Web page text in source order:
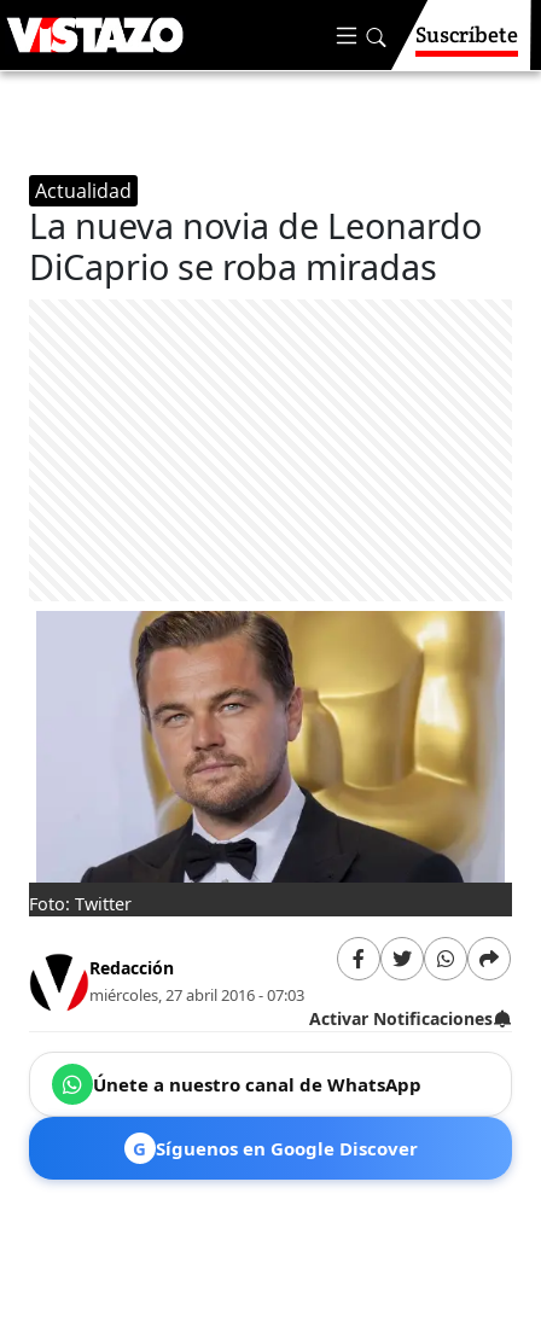
Suscríbete
Actualidad
La nueva novia de Leonardo
DiCaprio se roba miradas
Foto: Twitter
Redacción
miércoles, 27 abril 2016 - 07:03
Activar Notificaciones
Únete a nuestro canal de WhatsApp
G Síguenos en Google Discover